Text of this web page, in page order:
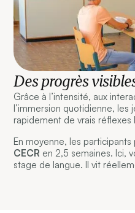
Des progrès
Grâce à l’intensité, aux
l’immersion quotidienne, les
rapidement de vrais réflexes
En moyenne, les participants
CECR en 2,5 semaines. Ici,
stage de langue. Il vit